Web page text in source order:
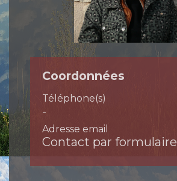
Coordonnées
Téléphone(s)
-
Adresse email
Contact par formulaire